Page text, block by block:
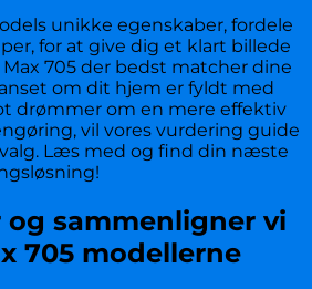
unikke egenskaber, fordele
for at give dig et klart billede
705 der bedst matcher dine
om dit hjem er fyldt med
drømmer om en mere effektiv
vil vores vurdering guide
Læs med og find din næste
og sammenligner vi
705 modellerne